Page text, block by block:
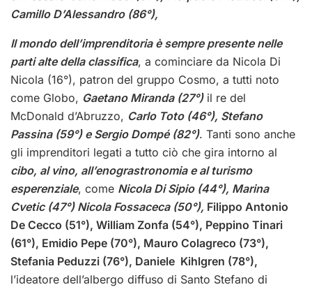
Camillo D’Alessandro (86°),
Il mondo dell’imprenditoria è sempre presente nelle
parti alte della classifica, a cominciare da Nicola Di
Nicola (16°), patron del gruppo Cosmo, a tutti noto
come Globo, Gaetano Miranda (27°) il re del
McDonald d’Abruzzo, Carlo Toto (46°), Stefano
Passina (59°) e Sergio Dompé (82°). Tanti sono anche
gli imprenditori legati a tutto ciò che gira intorno al
cibo, al vino, all’enograstronomia e al turismo
esperenziale, come Nicola Di Sipio (44°), Marina
Cvetic (47°) Nicola Fossaceca (50°), Filippo Antonio
De Cecco (51°), William Zonfa (54°), Peppino Tinari
(61°), Emidio Pepe (70°), Mauro Colagreco (73°),
Stefania Peduzzi (76°), Daniele Kihlgren (78°),
l’ideatore dell’albergo diffuso di Santo Stefano di